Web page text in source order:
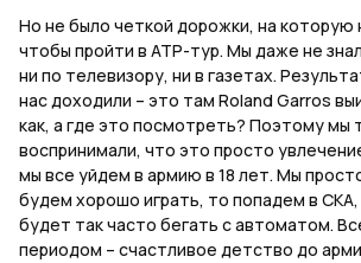
Но не было четкой дорожки, на которую
чтобы пройти в АТР-тур. Мы даже не
ни по телевизору, ни в газетах.
нас доходили – это там Roland Garros
как, а где это посмотреть? Поэтому мы
воспринимали, что это просто
мы все уйдем в армию в 18 лет. Мы
будем хорошо играть, то попадем в
будет так часто бегать с автоматом.
периодом – счастливое детство до